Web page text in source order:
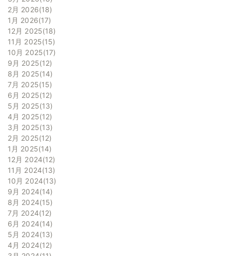
2月 2026 18
1月 2026 17
12月 2025 18
11月 2025 15
10月 2025 17
9月 2025 12
8月 2025 14
7月 2025 15
6月 2025 12
5月 2025 13
4月 2025 12
3月 2025 13
2月 2025 12
1月 2025 14
12月 2024 12
11月 2024 13
10月 2024 13
9月 2024 14
8月 2024 15
7月 2024 12
6月 2024 14
5月 2024 13
4月 2024 12